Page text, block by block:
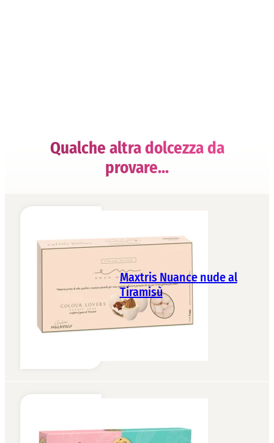
Qualche altra dolcezza da
provare...
Maxtris Nuance nude al
Tiramisù